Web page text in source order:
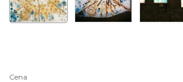
Cena